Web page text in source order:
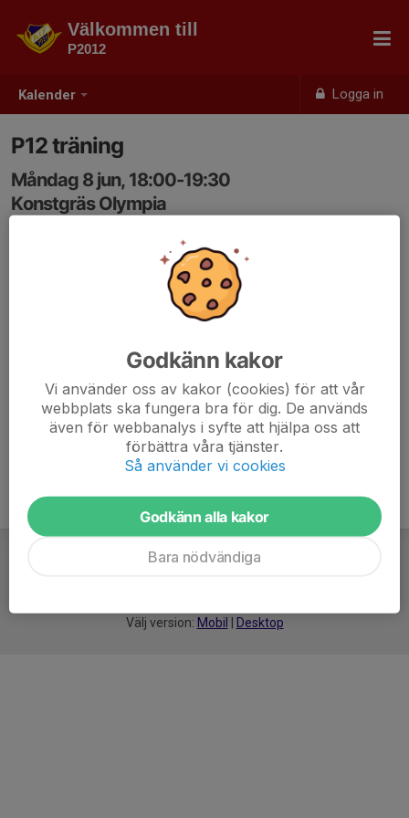
Kalender Logga in
Välkommen till
P2012
P12 träning
Måndag 8 jun, 18:00-19:30
Konstgräs Olympia
Välj version: Mobil Desktop
Godkänn kakor
Vi använder oss av kakor (cookies) för att vår
webbplats ska fungera bra för dig. De används
även för webbanalys i syfte att hjälpa oss att
förbättra våra tjänster.
Så använder vi cookies
Godkänn alla kakor
Bara nödvändiga